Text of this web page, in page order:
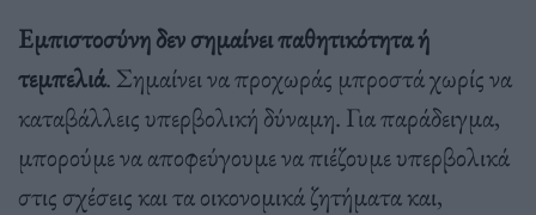
Εμπιστοσύνη δεν σημαίνει παθητικότητα ή
τεμπελιά. Σημαίνει να προχωράς μπροστά χωρίς να
καταβάλλεις υπερβολική δύναμη. Για παράδειγμα,
μπορούμε να αποφεύγουμε να πιέζουμε υπερβολικά
στις σχέσεις και τα οικονομικά ζητήματα και,